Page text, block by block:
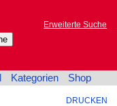
Erweiterte Suche
Kategorien Shop
DRUCKEN